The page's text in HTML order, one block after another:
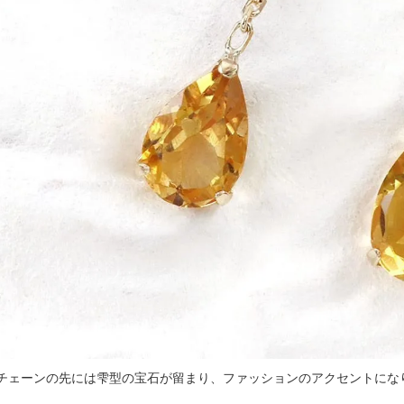
ェーンの先には雫型の宝石が留まり、ファッションのアクセントにな